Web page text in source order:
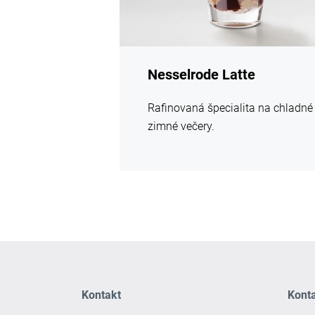
Nesselrode Latte
Rafinovaná špecialita na chladné
zimné večery.
Kontakt